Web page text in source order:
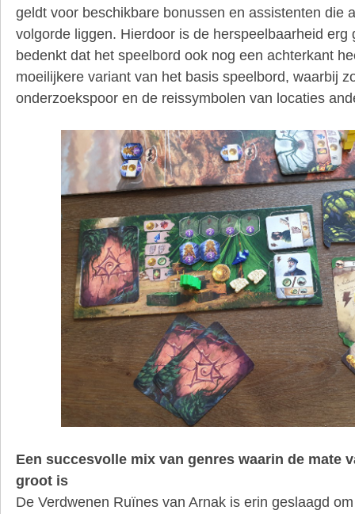
geldt voor beschikbare bonussen en assistenten die
volgorde liggen. Hierdoor is de herspeelbaarheid erg
bedenkt dat het speelbord ook nog een achterkant
moeilijkere variant van het basis speelbord, waarbij
onderzoekspoor en de reissymbolen van locaties
Een succesvolle mix van genres waarin de mate
groot is
De Verdwenen Ruïnes van Arnak is erin geslaagd